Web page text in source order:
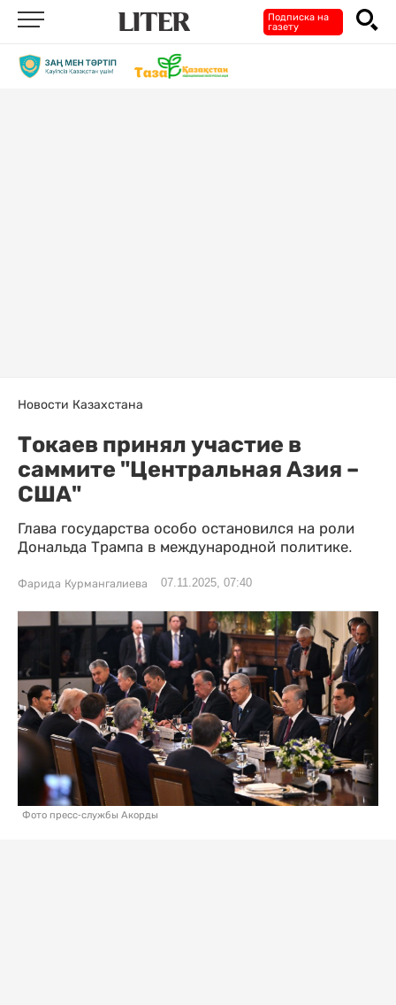
Подписка на
газету
Новости Казахстана
Токаев принял участие в
саммите "Центральная Азия –
США"
Глава государства особо остановился на роли
Дональда Трампа в международной политике.
Фарида Курмангалиева 07.11.2025, 07:40
Фото пресс-службы Акорды